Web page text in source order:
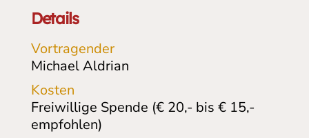
Details
Vortragender
Michael Aldrian
Kosten
Freiwillige Spende (€ 20,- bis € 15,-
empfohlen)